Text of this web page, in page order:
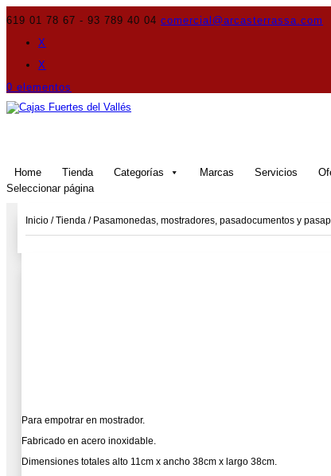
619 01 78 67 - 93 789 40 04 comercial@arcasterrassa.com
X
X
0 elementos
Home Tienda Categorías Marcas Servicios
Seleccionar página
Inicio /Tienda / Pasamonedas, mostradores, pasadocumentos y
Para empotrar en mostrador.
Fabricado en acero inoxidable.
Dimensiones totales alto 11cm x ancho 38cm x largo 38cm.